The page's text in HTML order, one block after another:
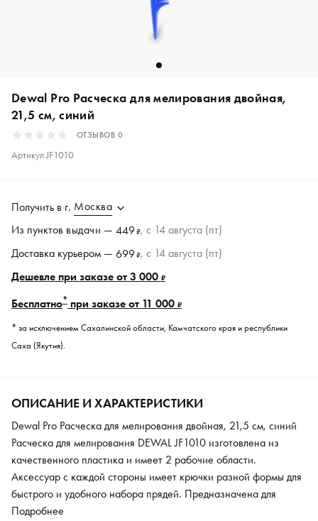
Dewal Pro Расческа для мелирования двойная,
21,5 см, синий
ОТЗЫВОВ 0
АртикулJF1010
Получить в г. Москва
Из пунктов выдачи — 449₽, c 14 августа (пт)
Доставка курьером — 699₽, c 14 августа (пт)
Дешевле при заказе от 3 000 ₽
Бесплатно* при заказе от 11 000 ₽
* за исключением Сахалинской области, Камчатского края и республики
Саха (Якутия).
ОПИСАНИЕ И ХАРАКТЕРИСТИКИ
Dewal Pro Расческа для мелирования двойная, 21,5 см, синий
Расческа для мелирования DEWAL JF1010 изготовлена из
качественного пластика и имеет 2 рабочие области.
Аксессуар с каждой стороны имеет крючки разной формы для
быстрого и удобного набора прядей. Предназначена для
профессионального использования.
Подробнее